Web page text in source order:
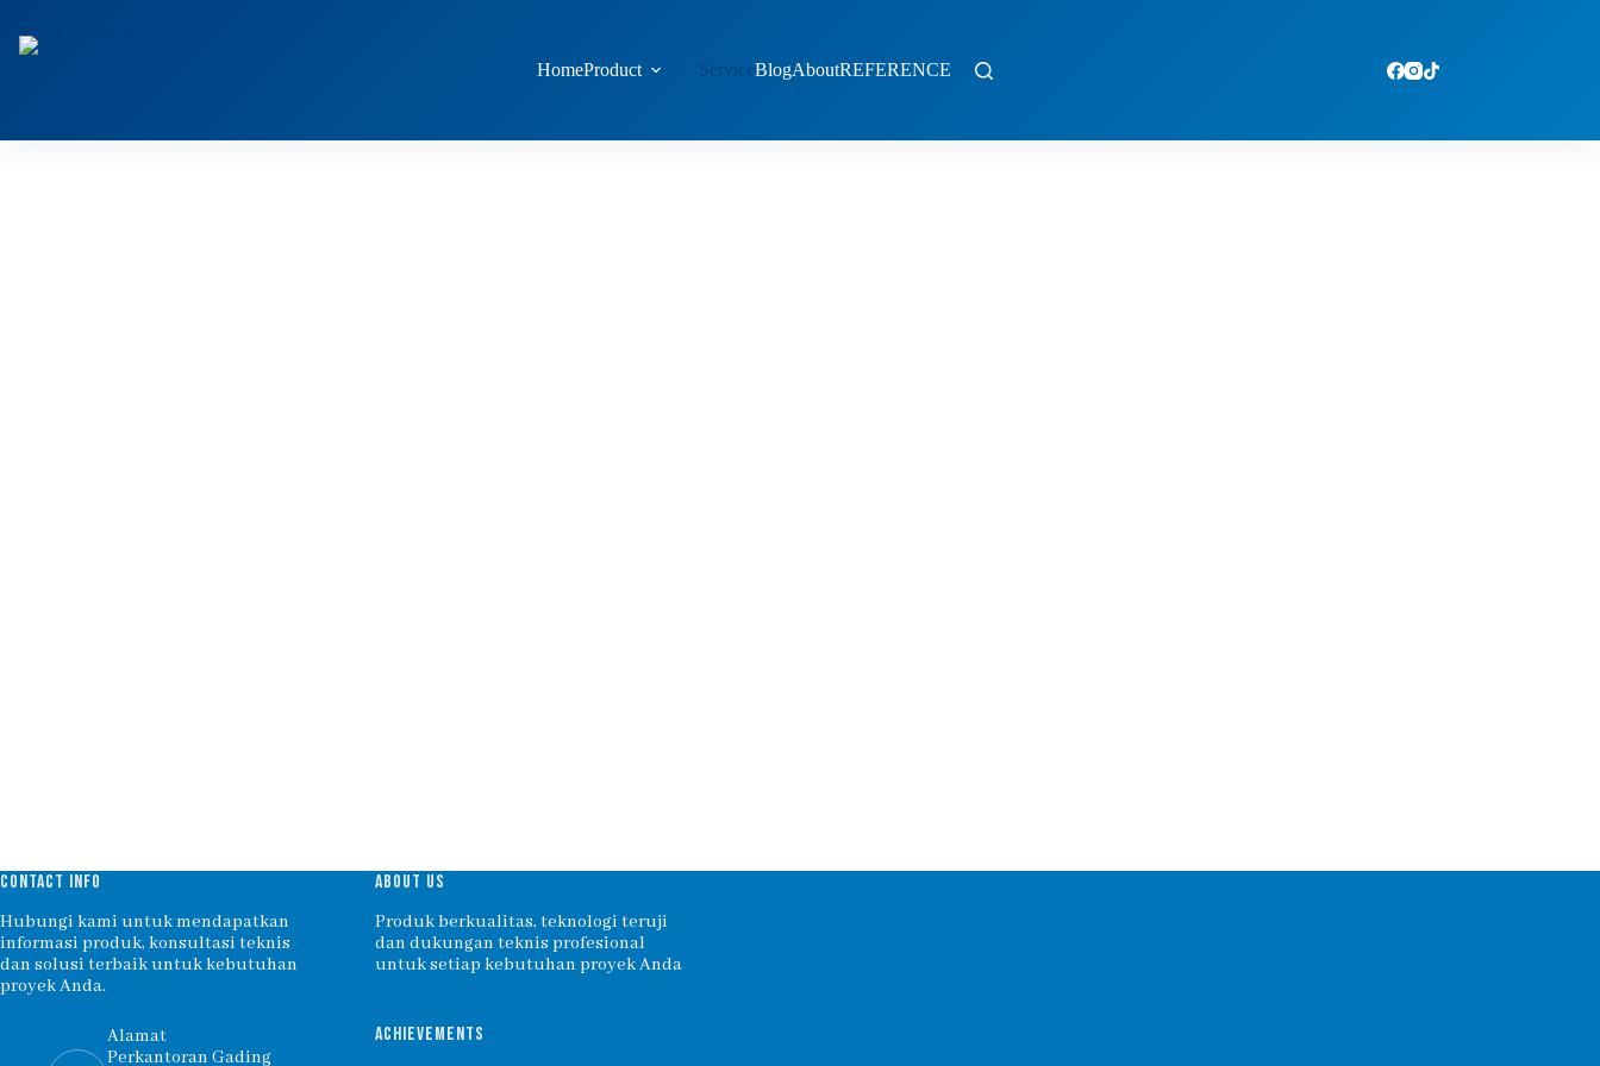
HomeProduct ServiceBlogAboutREFERENCE
CONTACT INFO
Hubungi kami untuk mendapatkan
informasi produk, konsultasi teknis
dan solusi terbaik untuk kebutuhan
proyek Anda.
Alamat
Perkantoran Gading
ABOUT US
Produk berkualitas, teknologi teruji
dan dukungan teknis profesional
untuk setiap kebutuhan proyek Anda
ACHIEVEMENTS